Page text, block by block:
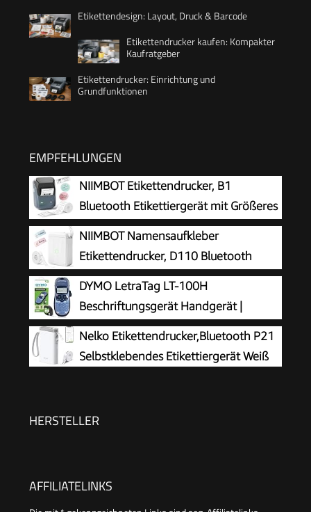
Etikettendesign: Layout, Druck & Barcode
Etikettendrucker kaufen: Kompakter
Kaufratgeber
Etikettendrucker: Einrichtung und
Grundfunktionen
EMPFEHLUNGEN
NIIMBOT Etikettendrucker, B1
Bluetooth Etikettiergerät mit Größeres
Etikett, Selbstklebendes Aufkleber
Druckgröße 20-50 mm Kompatibel mit iOS und
Android für Heim, Büro, Blau
NIIMBOT Namensaufkleber
Etikettendrucker, D110 Bluetooth
Etikettiergerät
DYMO LetraTag LT-100H
Beschriftungsgerät Handgerät |
Tragbares Etikettiergerät mit ABC
Tastatur | blau | Ideal fürs Büro oder zu Hause
Nelko Etikettendrucker,Bluetooth P21
Selbstklebendes Etikettiergerät Weiß
HERSTELLER
AFFILIATELINKS